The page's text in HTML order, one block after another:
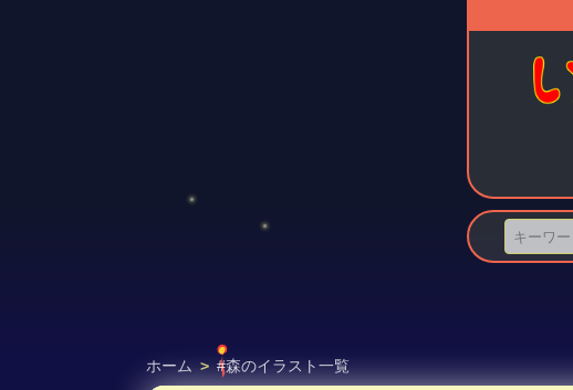
ホーム > #森のイラスト一覧